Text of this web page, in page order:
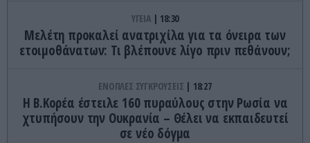
ΥΓΕΙΑ 18:30
Μελέτη προκαλεί ανατριχίλα για τα όνειρα των
ετοιμοθάνατων: Τι βλέπουνε λίγο πριν πεθάνουν;
ΕΝΟΠΛΕΣ ΣΥΓΚΡΟΥΣΕΙΣ 18:27
Η Β.Κορέα έστειλε 160 πυραύλους στην Ρωσία να
χτυπήσουν την Ουκρανία – Θέλει να εκπαιδευτεί
σε νέο δόγμα